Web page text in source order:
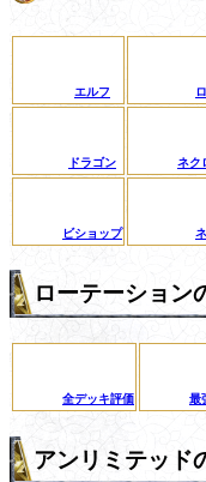
エルフ
ドラゴン ネク
ビショップ
ローテーション
全デッキ評価 最
アンリミテッド